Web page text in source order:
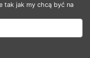
tak jak my chcą być na